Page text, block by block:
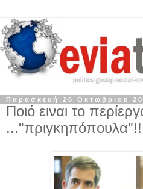
Παρασκευή 26 Οκτωβρίου
Ποιό ειναι το
..."πριγκηπόπουλα"!!